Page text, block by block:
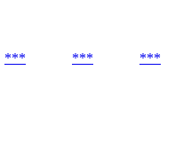
*** *** ***